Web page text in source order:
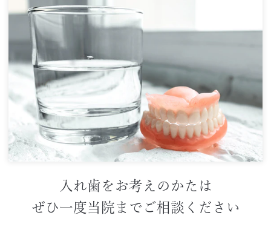
入れ歯をお考えのかたは
ぜひ一度当院までご相談ください